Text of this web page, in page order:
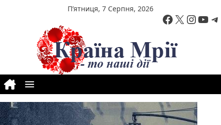
Перейти до вмістуП’ятниця, 7 Серпня, 2026
Facebook
X